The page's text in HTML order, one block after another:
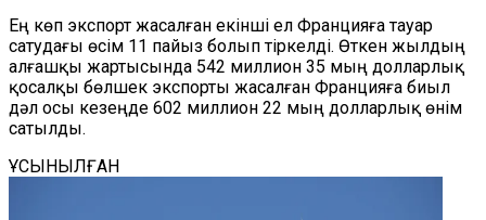
Ең көп экспорт жасалған екінші ел Францияға тауар
сатудағы өсім 11 пайыз болып тіркелді. Өткен жылдың
алғашқы жартысында 542 миллион 35 мың долларлық
қосалқы бөлшек экспорты жасалған Францияға биыл
дәл осы кезеңде 602 миллион 22 мың долларлық өнім
сатылды.
ҰСЫНЫЛҒАН